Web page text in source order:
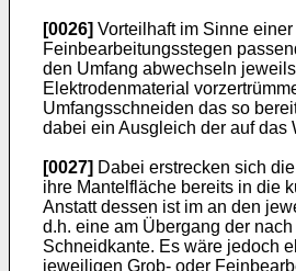
[0026] Vorteilhaft im Sinne
Feinbearbeitungsstegen
den Umfang abwechseln
Elektrodenmaterial
Umfangsschneiden das so
dabei ein Ausgleich der auf das
[0027] Dabei erstrecken sich
ihre Mantelfläche bereits in die
Anstatt dessen ist im an den
d.h. eine am Übergang der
Schneidkante. Es wäre jedoch
jeweiligen Grob- oder